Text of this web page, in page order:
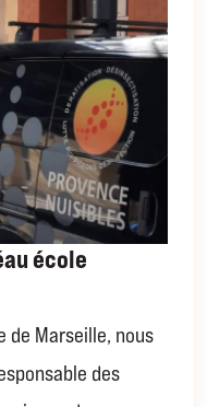
école
de Marseille, nous
des